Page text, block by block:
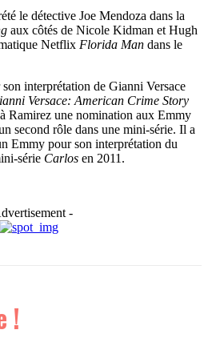
le détective Joe Mendoza dans la
aux côtés de Nicole Kidman et Hugh
Netflix Florida Man dans le
interprétation de Gianni Versace
Versace: American Crime Story
Ramirez une nomination aux Emmy
second rôle dans une mini-série. Il a
Emmy pour son interprétation du
série Carlos en 2011.
-
!